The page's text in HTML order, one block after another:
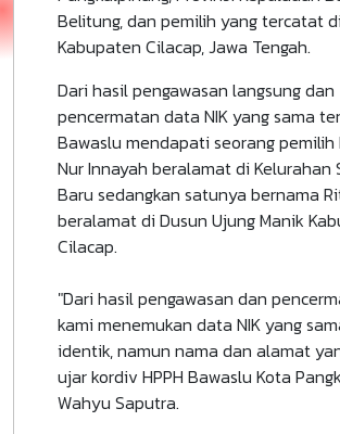
Belitung, dan pemilih yang tercatat di
Kabupaten Cilacap, Jawa Tengah.
Dari hasil pengawasan langsung dan
pencermatan data NIK yang sama
Bawaslu mendapati seorang pemilih
Nur Innayah beralamat di Kelurahan
Baru sedangkan satunya bernama
beralamat di Dusun Ujung Manik
Cilacap.
"Dari hasil pengawasan dan
kami menemukan data NIK yang
identik, namun nama dan alamat
ujar kordiv HPPH Bawaslu Kota
Wahyu Saputra.